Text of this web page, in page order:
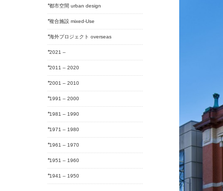
都市空間 urban design
複合施設 mixed-Use
海外プロジェクト overseas
2021 –
2011 – 2020
2001 – 2010
1991 – 2000
1981 – 1990
1971 – 1980
1961 – 1970
1951 – 1960
1941 – 1950